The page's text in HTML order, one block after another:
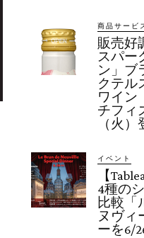
商品サービ
販売好
スパー
ン」ブ
クテル
ワイ
チフィ
（火）
イベント
【
4種の
比較「
ヌヴィ
ーを6/